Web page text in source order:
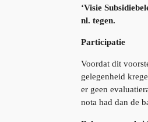
‘Visie
nl. tegen.
Participatie
Voordat dit
gelegenheid
er geen
nota had dan de